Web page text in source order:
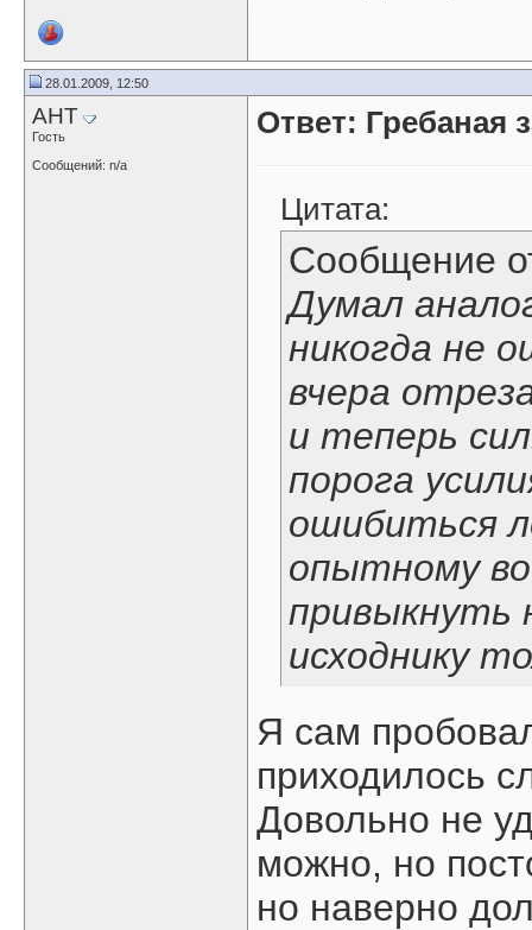
28.01.2009, 12:50
AHT
Гость
Сообщений: n/a
Ответ: Гребаная
Цитата:
Сообщение
Думал
никогда не
вчера
и теперь
порога
ошибиться
опытному
привыкнуть
исходнику
Я сам
приходилось
Довольно не
можно, но
но наверно